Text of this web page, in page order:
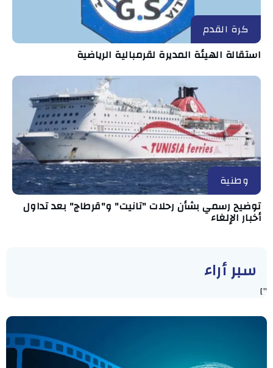
كرة القدم
استقالة الهيئة المديرة لقرمبالية الرياضية
وطنية
توضيح رسمي بشأن رحلات "تانيت" و"قرطاج" بعد تداول
أخبار الإلغاء
سبر أراء
"]